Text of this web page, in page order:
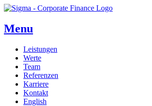
Menu
Leistungen
Werte
Team
Referenzen
Karriere
Kontakt
English